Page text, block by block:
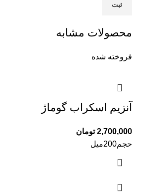
محصولات مشابه
فروخته شده
آنزیم اسکراب گوماژ
2,700,000 تومان
حجم200میل